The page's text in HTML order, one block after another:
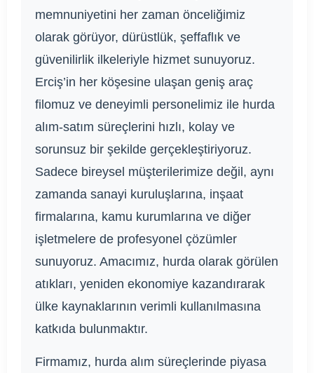
memnuniyetini her zaman önceliğimiz
olarak görüyor, dürüstlük, şeffaflık ve
güvenilirlik ilkeleriyle hizmet sunuyoruz.
Erciş’in her köşesine ulaşan geniş araç
filomuz ve deneyimli personelimiz ile hurda
alım-satım süreçlerini hızlı, kolay ve
sorunsuz bir şekilde gerçekleştiriyoruz.
Sadece bireysel müşterilerimize değil, aynı
zamanda sanayi kuruluşlarına, inşaat
firmalarına, kamu kurumlarına ve diğer
işletmelere de profesyonel çözümler
sunuyoruz. Amacımız, hurda olarak görülen
atıkları, yeniden ekonomiye kazandırarak
ülke kaynaklarının verimli kullanılmasına
katkıda bulunmaktır.
Firmamız, hurda alım süreçlerinde piyasa